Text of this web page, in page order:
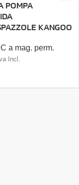
POMPA
KANGOO
a mag. perm.
Incl.